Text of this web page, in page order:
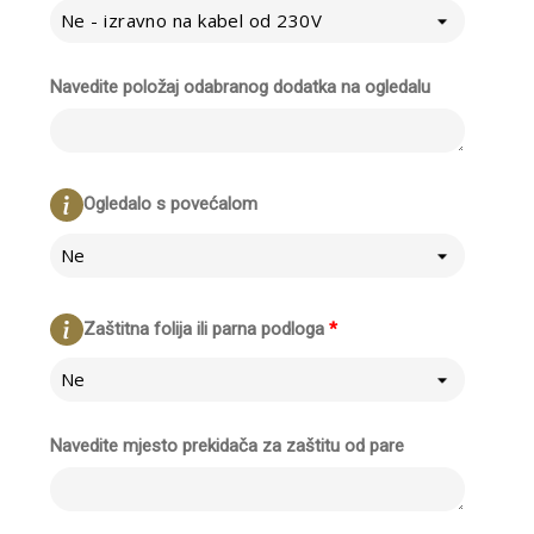
Ne - izravno na kabel od 230V
Navedite položaj odabranog dodatka na ogledalu
Ogledalo s povećalom
Ne
*
Zaštitna folija ili parna podloga
Ne
Navedite mjesto prekidača za zaštitu od pare